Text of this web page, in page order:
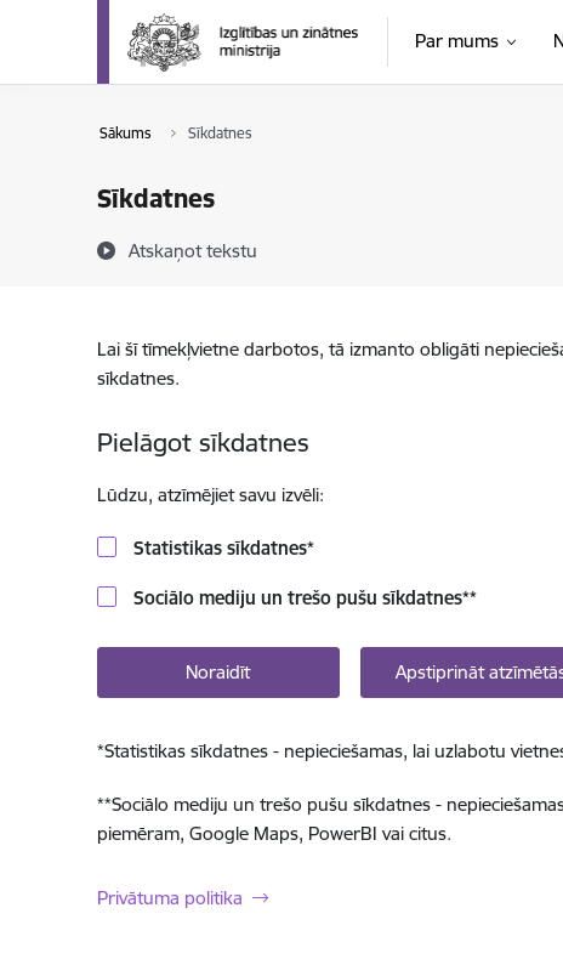
Pāriet uz lapas saturu
Par mums
Sākums Sīkdatnes
Sīkdatnes
Atskaņot tekstu
Lai šī tīmekļvietne darbotos, tā izmanto obligāti
sīkdatnes.
Pielāgot sīkdatnes
Lūdzu, atzīmējiet savu izvēli:
Statistikas sīkdatnes*
Sociālo mediju un trešo pušu sīkdatnes**
Noraidīt Apstiprināt
*Statistikas sīkdatnes - nepieciešamas, lai uzlabotu
**Sociālo mediju un trešo pušu sīkdatnes -
piemēram, Google Maps, PowerBI vai citus.
Privātuma politika